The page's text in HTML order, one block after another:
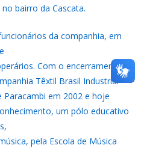
bairro da Cascata.
da companhia, em
Com o encerramento
Têxtil Brasil Industrial
em 2002 e hoje
um pólo educativo
pela Escola de Música